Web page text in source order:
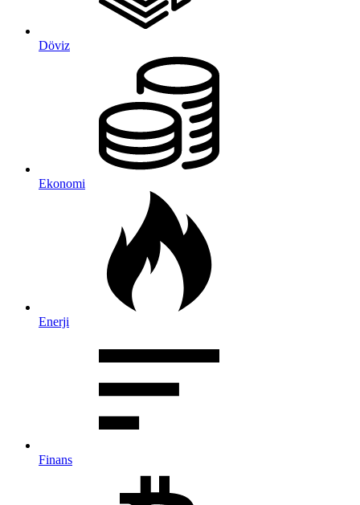
Döviz
Ekonomi
Enerji
Finans